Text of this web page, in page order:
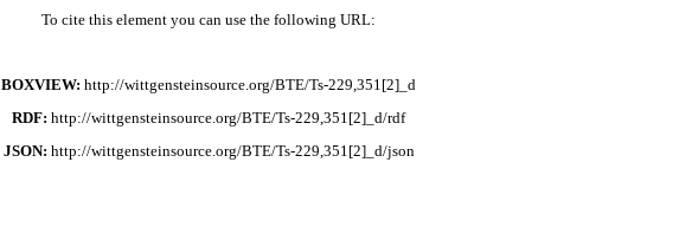
To cite this element you can use the following URL:
BOXVIEW: http://wittgensteinsource.org/BTE/Ts-229,351[2]_d
RDF: http://wittgensteinsource.org/BTE/Ts-229,351[2]_d/rdf
JSON: http://wittgensteinsource.org/BTE/Ts-229,351[2]_d/json